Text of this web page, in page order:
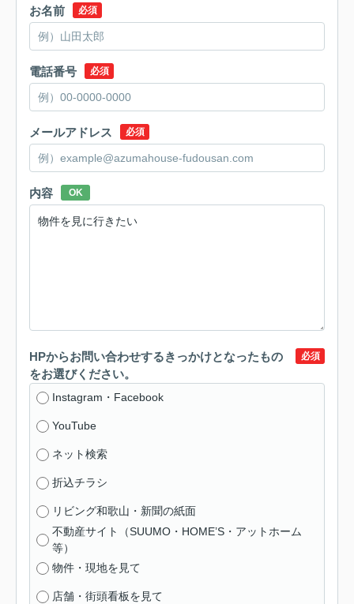
お名前 必須
電話番号 必須
メールアドレス 必須
内容 OK
HPからお問い合わせするきっかけとなったもの
をお選びください。
必須
Instagram・Facebook
YouTube
ネット検索
折込チラシ
リビング和歌山・新聞の紙面
不動産サイト（SUUMO・HOME’S・アットホーム
等）
物件・現地を見て
店舗・街頭看板を見て